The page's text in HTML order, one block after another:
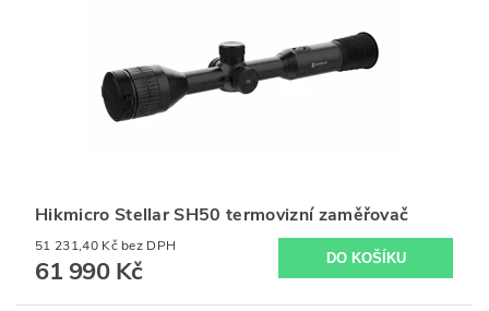
Hikmicro Stellar SH50 termovizní zaměřovač
51 231,40 Kč bez DPH
61 990 Kč